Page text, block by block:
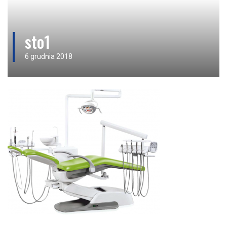
sto1
6 grudnia 2018